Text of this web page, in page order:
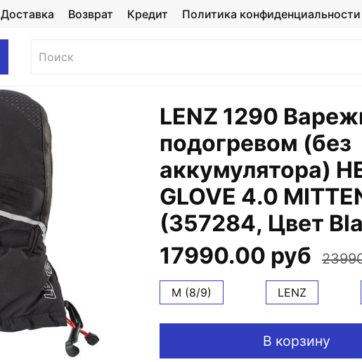
Доставка Возврат Кредит Политика конфиденциальности
LENZ 1290
подогревом (без
аккумулятора)
GLOVE 4.0
(357284, Цвет
17990.00 руб
В корзину
M (8/9) LENZ